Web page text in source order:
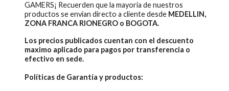
GAMERS¡ Recuerden que la mayoria de nuestros
productos se envian directo a cliente desde MEDELLIN,
ZONA FRANCA RIONEGRO o BOGOTA.
Los precios publicados cuentan con el descuento
maximo aplicado para pagos por transferencia o
efectivo en sede.
Políticas de Garantía y productos: